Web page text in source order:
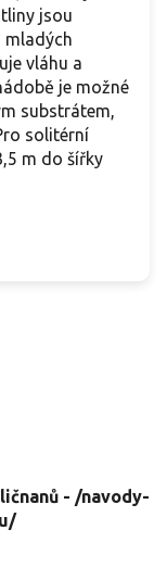
jsou
mladých
vláhu a
je možné
substrátem,
solitérní
m do šířky
- /navody-